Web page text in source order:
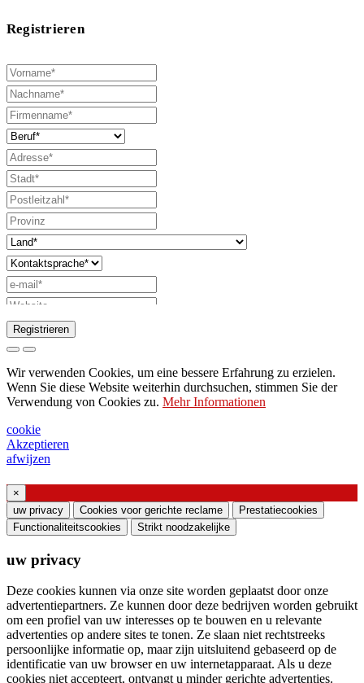
Registrieren
Anfrage zum Senden des Katalogs
Bitte wenden Sie sich an Ihren
Vertriebsmitarbeiter
Bitte um Unterstützung oder Lichtdesign
Anfrage für Webinar oder Schulung zu
Einverständniserklärung (Artikel 7 der EU-
Verordnung Nr. 2016/679)
Ich erkläre, dass ich die Informationen zur
Verarbeitung personenbezogener Daten gelesen
habe und der Verarbeitung meiner
personenbezogenen Daten zustimme.
Ich stimme der Verarbeitung meiner
persönlichen Daten zu, um kommerzielle oder
Registrieren
Wir verwenden Cookies, um eine bessere Erfahrung zu erzielen.
Wenn Sie diese Website weiterhin durchsuchen, stimmen Sie der
Verwendung von Cookies zu. Mehr Informationen
cookie
Akzeptieren
afwijzen
×
uw privacy
Cookies voor gerichte reclame
Prestatiecookies
Functionaliteitscookies
Strikt noodzakelijke
uw privacy
Deze cookies kunnen via onze site worden geplaatst door onze
advertentiepartners. Ze kunnen door deze bedrijven worden gebruikt
om een ​​profiel van uw interesses op te bouwen en u relevante
advertenties op andere sites te tonen. Ze slaan niet rechtstreeks
persoonlijke informatie op, maar zijn uitsluitend gebaseerd op de
identificatie van uw browser en uw internetapparaat. Als u deze
cookies niet accepteert, ontvangt u minder gerichte advertenties.